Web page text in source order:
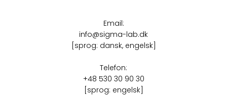
Email:
info@sigma-lab.dk
[sprog: dansk, engelsk]
Telefon:
+48 530 30 90 30
[sprog: engelsk]